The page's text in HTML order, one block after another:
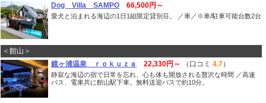
Dog Villa SAMPO
66,500円～
愛犬と泊まれる海辺の1日1組限定貸別荘。 ／車／※車/駐車可能台数2台
＜館山＞
鏡ヶ浦温泉 ｒｏｋｕｚａ
22,330円～ （口コミ4.7）
静寂な海辺の宿で日常を忘れ、心も体も開放される贅沢な時間 ／高速
バス、電車共に館山駅下車。無料送迎バスで約10分。